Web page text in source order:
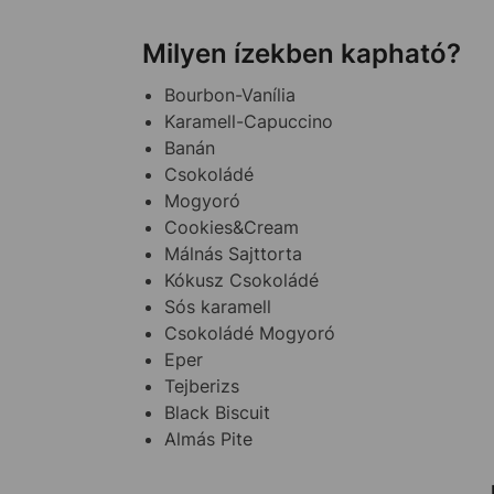
Milyen ízekben kapható?
Bourbon-Vanília
Karamell-Capuccino
Banán
Csokoládé
Mogyoró
Cookies&Cream
Málnás Sajttorta
Kókusz Csokoládé
Sós karamell
Csokoládé Mogyoró
Eper
Tejberizs
Black Biscuit
Almás Pite